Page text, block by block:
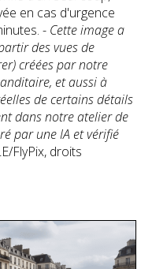
en cas d'urgence
- Cette image a
des vues de
créées par notre
et aussi à
de certains détails
dans notre atelier de
par une IA et vérifié
FlyPix, droits